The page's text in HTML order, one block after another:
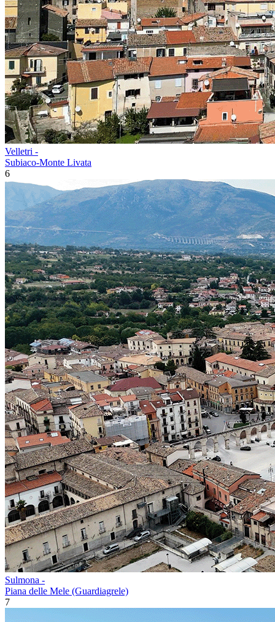
Velletri -
Subiaco-Monte Livata
6
Sulmona -
Piana delle Mele (Guardiagrele)
7